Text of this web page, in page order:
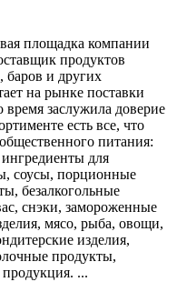
площадка компании
продуктов
баров и других
на рынке поставки
время заслужила доверие
есть все, что
питания:
для
соусы, порционные
безалкогольные
снэки, замороженные
мясо, рыба, овощи,
изделия,
продукты,
...